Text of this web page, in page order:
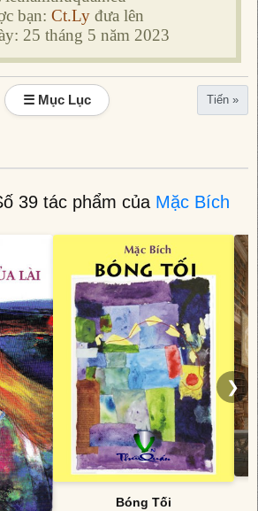
bạn: Ct.Ly đưa lên
25 tháng 5 năm 2023
☰ Mục Lục Tiến »
39 tác phẩm của Mặc Bích
Bóng Tối
❯